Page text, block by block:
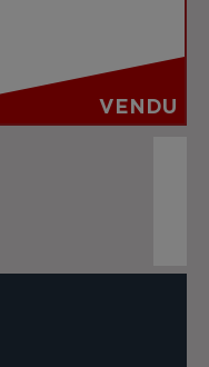
VENDU